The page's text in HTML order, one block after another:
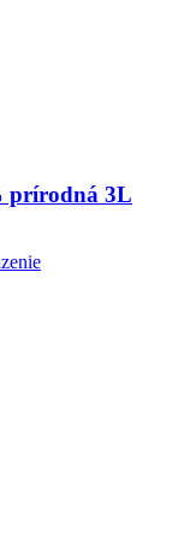
prírodná 3L